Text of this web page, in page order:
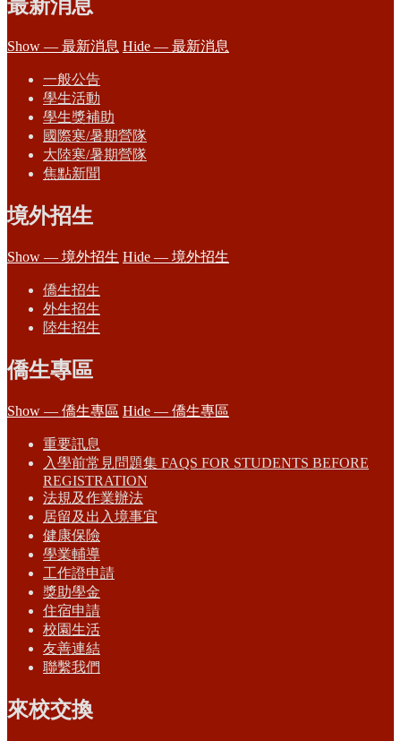
最新消息
Show — 最新消息 Hide — 最新消息
一般公告
學生活動
學生獎補助
國際寒/暑期營隊
大陸寒/暑期營隊
焦點新聞
境外招生
Show — 境外招生 Hide — 境外招生
僑生招生
外生招生
陸生招生
僑生專區
Show — 僑生專區 Hide — 僑生專區
重要訊息
入學前常見問題集 FAQS FOR STUDENTS BEFORE
REGISTRATION
法規及作業辦法
居留及出入境事宜
健康保險
學業輔導
工作證申請
獎助學金
住宿申請
校園生活
友善連結
聯繫我們
來校交換